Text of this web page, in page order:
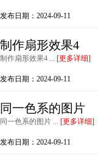
发布日期：2024-09-11
制作扇形效果4
制作扇形效果4 ... [更多详细]
发布日期：2024-09-11
同一色系的图片
同一色系的图片 ... [更多详细]
发布日期：2024-09-11